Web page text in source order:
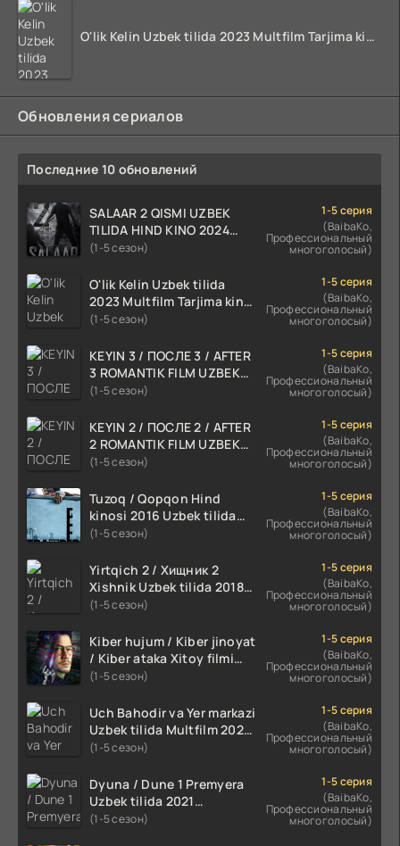
O'lik Kelin Uzbek tilida 2023 Multfilm Tarjima kino skachat
Обновления сериалов
Последние 10 обновлений
SALAAR 2 QISMI UZBEK
TILIDA HIND KINO 2024
TARJIMA 720p HD Skachat
(1-5 сезон)
1-5 серия
(BaibaKo,
Профессиональный
многоголосый)
O'lik Kelin Uzbek tilida
2023 Multfilm Tarjima kino
skachat
(1-5 сезон)
1-5 серия
(BaibaKo,
Профессиональный
многоголосый)
KEYIN 3 / ПОСЛЕ 3 / AFTER
3 ROMANTIK FILM UZBEK
TILIDA 2021 TARJIMA FILM
(1-5 сезон)
1-5 серия
(BaibaKo,
Профессиональный
многоголосый)
KEYIN 2 / ПОСЛЕ 2 / AFTER
2 ROMANTIK FILM UZBEK
TILIDA 2020 TARJIMA FILM
(1-5 сезон)
1-5 серия
(BaibaKo,
Профессиональный
многоголосый)
Tuzoq / Qopqon Hind
kinosi 2016 Uzbek tilida
tarjima film HD
(1-5 сезон)
1-5 серия
(BaibaKo,
Профессиональный
многоголосый)
Yirtqich 2 / Хищник 2
Xishnik Uzbek tilida 2018-
2024 O'zbekcha tarjima
(1-5 сезон)
1-5 серия
(BaibaKo,
Профессиональный
многоголосый)
Kiber hujum / Kiber jinoyat
/ Kiber ataka Xitoy filmi
Uzbek tilida O'zbekcha
HD skachat
(1-5 сезон)
1-5 серия
(BaibaKo,
Профессиональный
многоголосый)
Uch Bahodir va Yer markazi
Uzbek tilida Multfilm 2025
tarjima HD skachat
(1-5 сезон)
1-5 серия
(BaibaKo,
Профессиональный
многоголосый)
Dyuna / Dune 1 Premyera
Uzbek tilida 2021
O'zbekcha tarjima kino HD
(1-5 сезон)
1-5 серия
(BaibaKo,
Профессиональный
многоголосый)